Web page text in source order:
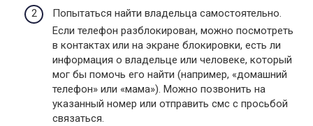
Попытаться найти владельца самостоятельно.
Если телефон разблокирован, можно посмотреть
в контактах или на экране блокировки, есть ли
информация о владельце или человеке, который
мог бы помочь его найти (например, «домашний
телефон» или «мама»). Можно позвонить на
указанный номер или отправить смс с просьбой
связаться.